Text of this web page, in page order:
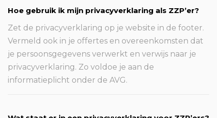
Hoe gebruik ik mijn privacyverklaring als ZZP’er?
Zet de privacyverklaring op je website in de footer.
Vermeld ook in je offertes en overeenkomsten dat
je persoonsgegevens verwerkt en verwijs naar je
privacyverklaring. Zo voldoe je aan de
informatieplicht onder de AVG.